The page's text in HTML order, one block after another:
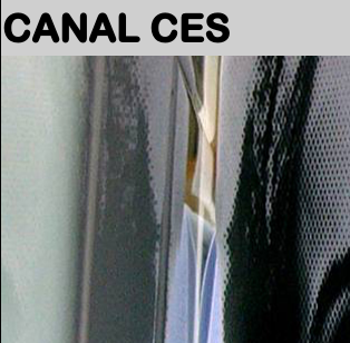
CANAL CES